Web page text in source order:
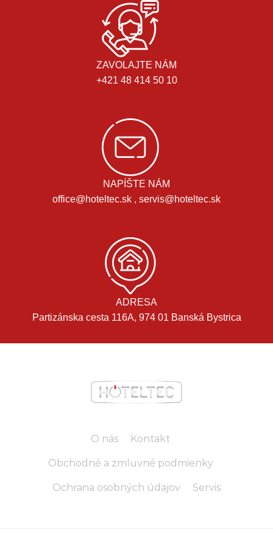
ZAVOLAJTE NÁM
+421 48 414 50 10
NAPÍŠTE NÁM
office@hoteltec.sk , servis@hoteltec.sk
ADRESA
Partizánska cesta 116A, 974 01 Banská Bystrica
O nás Kontakt
Obchodné a zmluvné podmienky
Ochrana osobných údajov Servis